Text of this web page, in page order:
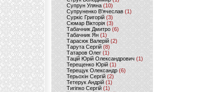
Супрун Уляна (10)
Супруненко В'ячеслав (1)
Суркіс Григорій (3)
Сюмар Вікторія (3)
Табачник Дмитро (6)
Табачник Ян(1)
Тарасюк Валерій (2)
Тарута Сергій (8)
Татаров Олег(1)
Тацій Юрій Олександрович(1)
Терещенко Юрій(1)
Терещук Олександр(6)
Терьохін Сергій (2)
Тетерук Андрій (1)
Тигіпко Сергій(1)